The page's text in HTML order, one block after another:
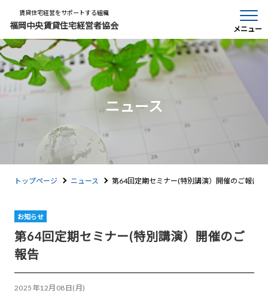
賃貸住宅経営をサポートする組織
福岡中央賃貸住宅経営者協会 メニュー
ニュース
トップページ ニュース 第64回定期セミナー(特別講演）開催のご報告
お知らせ
第64回定期セミナー(特別講演）開催のご
報告
2025年12月08日(月)